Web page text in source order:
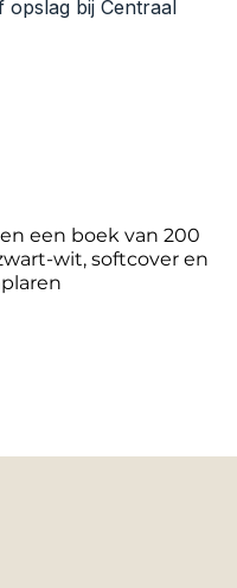
bij Centraal
een boek van 200
wit, softcover en